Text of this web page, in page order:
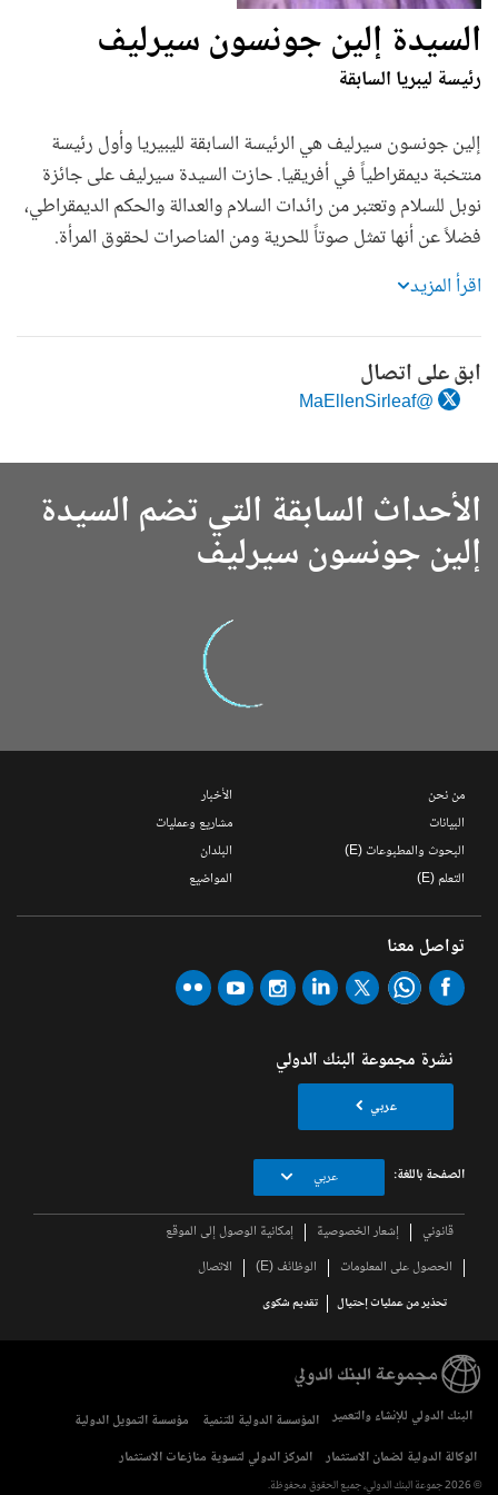
السيدة إلين جونسون سيرليف
رئيسة ليبريا السابقة
إلين جونسون سيرليف هي الرئيسة السابقة لليبيريا وأول رئيسة
منتخبة ديمقراطياً في أفريقيا. حازت السيدة سيرليف على جائزة
نوبل للسلام وتعتبر من رائدات السلام والعدالة والحكم الديمقراطي،
فضلاً عن أنها تمثل صوتاً للحرية ومن المناصرات لحقوق المرأة.
اقرأ المزيد
ابق على اتصال
@MaEllenSirleaf
الأحداث السابقة التي تضم السيدة
إلين جونسون سيرليف
من نحن
البيانات
البحوث والمطبوعات (E)
التعلم (E)
الأخبار
مشاريع وعمليات
البلدان
المواضيع
تواصل معنا
نشرة مجموعة البنك الدولي
عربي
الصفحة باللغة: عربي
قانوني إشعار الخصوصية
إمكانية الوصول إلى الموقع
الحصول على المعلومات
الوظائف (E) الاتصال
تحذير من عمليات إحتيال تقديم شكوى
البنك الدولي للإنشاء والتعمير المؤسسة الدولية للتنمية
مؤسسة التمويل الدولية
الوكالة الدولية لضمان الاستثمار المركز الدولي لتسوية منازعات الاستثمار
© 2026 جموعة البنك الدولي، جميع الحقوق محفوظة.